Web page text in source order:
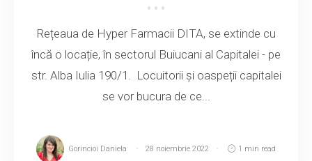
Rețeaua de Hyper Farmacii DITA, se extinde cu
încă o locație, în sectorul Buiucani al Capitalei - pe
str. Alba Iulia 190/1. Locuitorii și oaspeții capitalei
se vor bucura de ce...
Gorincioi Daniela 28 noiembrie 2022 1 min read